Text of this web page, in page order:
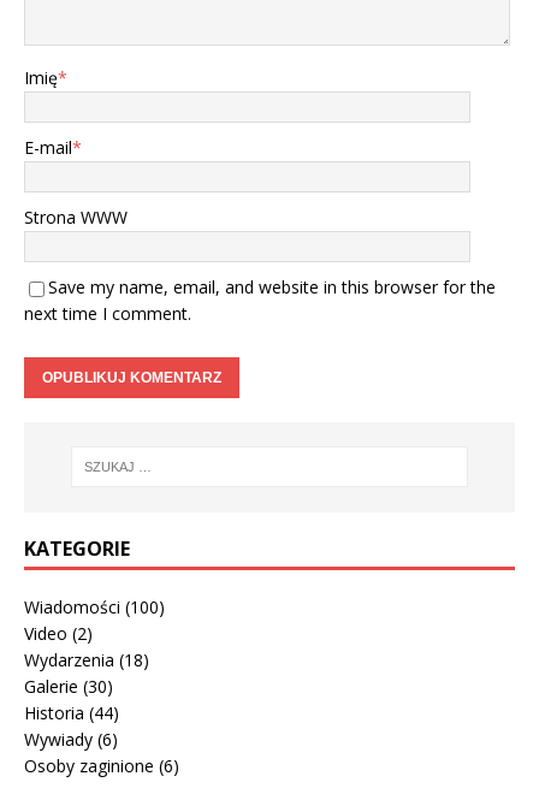
Imię*
E-mail*
Strona WWW
Save my name, email, and website in this browser for the
next time I comment.
KATEGORIE
Wiadomości (100)
Video (2)
Wydarzenia (18)
Galerie (30)
Historia (44)
Wywiady (6)
Osoby zaginione (6)